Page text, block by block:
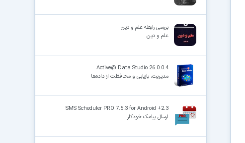
بررسی رابطه علم و دین
علم و دین
Active@ Data Studio 26.0.0.4
مدیریت، بازیابی و محافظت از داده‌ها
SMS Scheduler PRO 7.5.3 for Android +2.3
ارسال پیامک خودکار